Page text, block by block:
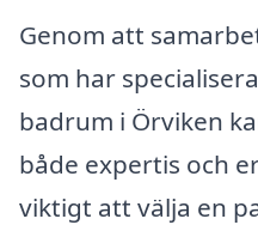
Genom att
som har
badrum i Örviken
både expertis och
viktigt att välja en